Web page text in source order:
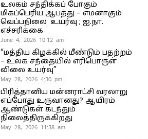
உலகம் சந்திக்கப் போகும்
மிகப்பெரிய ஆபத்து – எமனாகும்
வெப்பநிலை உயர்வு ; ஐ.நா.
எச்சரிக்கை
June 4, 2026 10:12 am
“மத்திய கிழக்கில் மீண்டும் பதற்றம்
– உலக சந்தையில் எரிபொருள்
விலை உயர்வு”
May 28, 2026 4:30 pm
பிரித்தானிய மன்னராட்சி வரலாறு
எப்போது உருவானது? ஆயிரம்
ஆண்டுகள் கடந்தும்
நிலைத்திருக்கிறது
May 28, 2026 11:38 am